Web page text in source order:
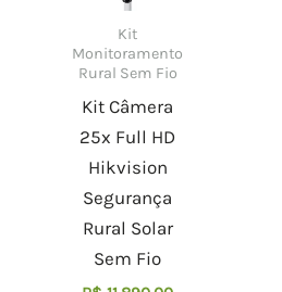
Kit
Monitoramento
Rural Sem Fio
Kit Câmera
25x Full HD
Hikvision
Segurança
Rural Solar
Sem Fio